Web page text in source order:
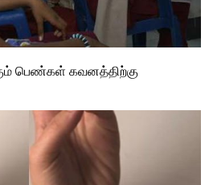
பெண்கள் கவனத்திற்கு